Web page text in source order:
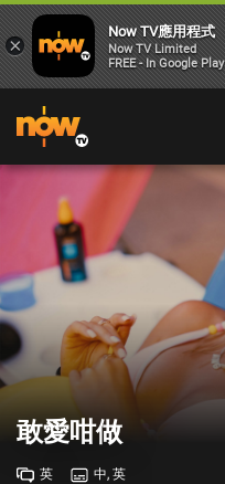
敢愛咁做
英 中, 英
×
Now TV應用程式
Now TV Limited
FREE - In Google Play